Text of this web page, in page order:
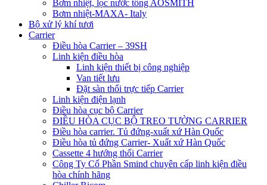
Bơm nhiệt, lọc nước tổng AOSMITH
Bơm nhiệt-MAXA- Italy
Bộ xử lý khí tươi
Carrier
Điều hòa Carrier – 39SH
Linh kiện điều hòa
Linh kiện thiết bị công nghiệp
Van tiết lưu
Đặt sàn thổi trực tiếp Carrier
Linh kiện điện lạnh
Điều hòa cục bộ Carrier
ĐIỀU HÒA CỤC BỘ TREO TƯỜNG CARRIER
Điều hòa carrier. Tủ đứng-xuất xứ Hàn Quốc
Điều hòa tủ đứng Carrier- Xuất xứ Hàn Quốc
Cassette 4 hướng thổi Carrier
Công Ty Cổ Phần Smind chuyên cấp linh kiện điều
hòa chính hãng